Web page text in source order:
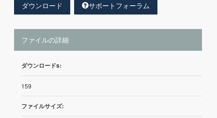
ダウンロード サポートフォーラム
ファイルの詳細
ダウンロードs:
159
ファイルサイズ: